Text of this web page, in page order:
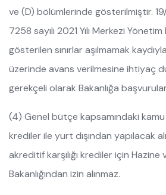
ve (D) bölümlerinde gösterilmiştir.
7258 sayılı 2021 Yılı Merkezi
gösterilen sınırlar aşılmamak
üzerinde avans verilmesine ihtiyaç
gerekçeli olarak Bakanlığa
(4) Genel bütçe kapsamındaki
krediler ile yurt dışından yapılacak
akreditif karşılığı krediler için Hazine
Bakanlığından izin alınmaz.